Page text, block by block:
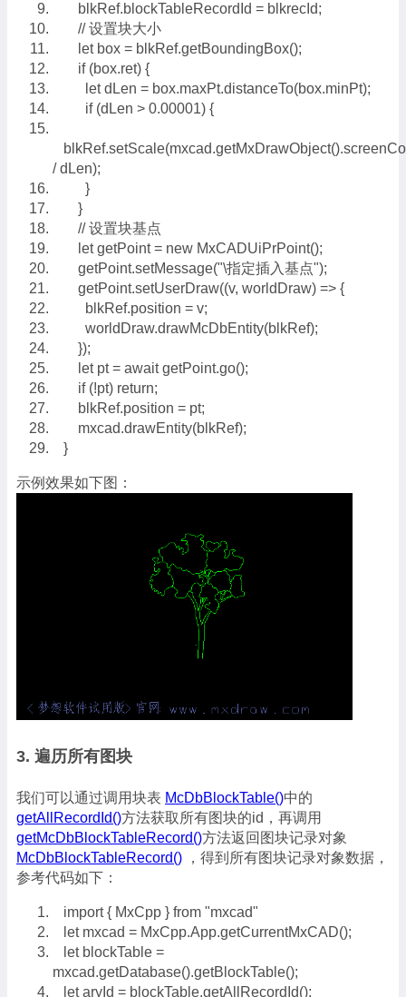
blkRef.blockTableRecordId = blkrecId;
// 设置块大小
let box = blkRef.getBoundingBox();
if (box.ret) {
let dLen = box.maxPt.distanceTo(box.minPt);
if (dLen > 0.00001) {
/ dLen);
}
}
// 设置块基点
let getPoint = new MxCADUiPrPoint();
getPoint.setMessage("\指定插入基点");
getPoint.setUserDraw((v, worldDraw) => {
blkRef.position = v;
worldDraw.drawMcDbEntity(blkRef);
});
let pt = await getPoint.go();
if (!pt) return;
blkRef.position = pt;
mxcad.drawEntity(blkRef);
}
示例效果如下图：
3. 遍历所有图块
我们可以通过调用块表 McDbBlockTable()中的
getAllRecordId()方法获取所有图块的id，再调用
getMcDbBlockTableRecord()方法返回图块记录对象
McDbBlockTableRecord() ，得到所有图块记录对象数据，
参考代码如下：
import { MxCpp } from "mxcad"
let mxcad = MxCpp.App.getCurrentMxCAD();
let blockTable =
mxcad.getDatabase().getBlockTable();
let aryId = blockTable.getAllRecordId();